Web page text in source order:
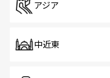
アジア
中近東